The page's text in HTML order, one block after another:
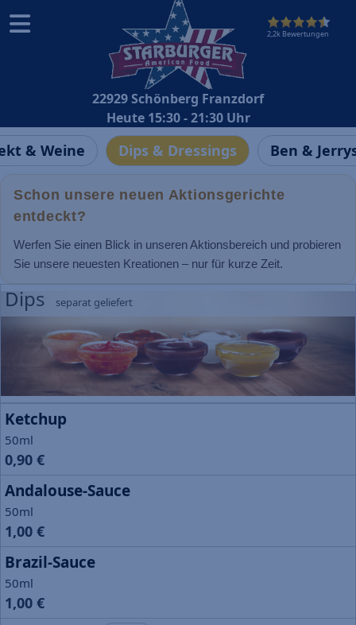
2,2k Bewertungen
22929 Schönberg Franzdorf
Heute 15:30 - 21:30 Uhr
& Weine Dips & Dressings Ben &
Schon unsere neuen Aktionsgerichte
entdeckt?
Werfen Sie einen Blick in unseren Aktionsbereich und probieren
Sie unsere neuesten Kreationen – nur für kurze Zeit.
Dips separat geliefert
Ketchup
50ml
0,90 €
Andalouse-Sauce
50ml
1,00 €
Brazil-Sauce
50ml
1,00 €